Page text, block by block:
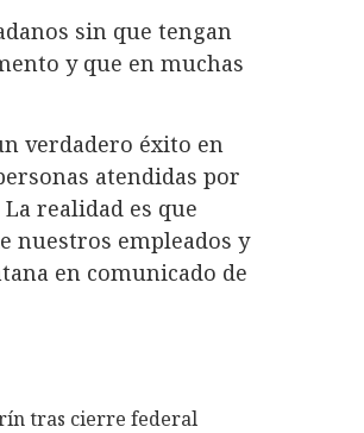
sin que tengan
y que en muchas
verdadero éxito en
atendidas por
realidad es que
nuestros empleados y
en comunicado de
tras cierre federal